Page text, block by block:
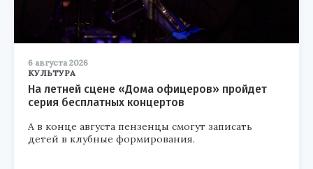
6 августа 2026
КУЛЬТУРА
На летней сцене «Дома офицеров» пройдет
серия бесплатных концертов
А в конце августа пензенцы смогут записать
детей в клубные формирования.